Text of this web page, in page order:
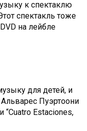
к спектаклю
спектакль тоже
на лейбле
для детей, и
Пуэртоони
“Cuatro Estaciones,